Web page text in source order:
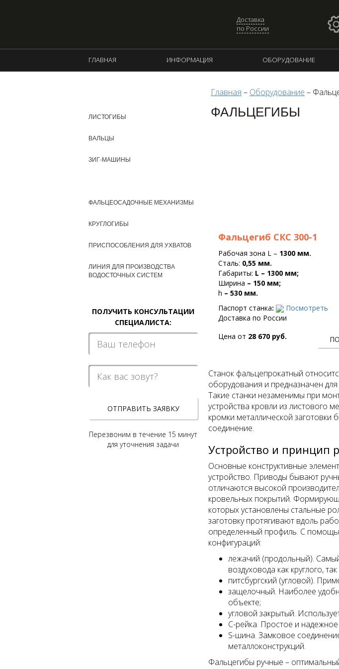
Доставка
по России
ГЛАВНАЯ ИНФОРМАЦИЯ ОБОРУДОВАНИЕ
ЛИСТОГИБЫ
ВАЛЬЦЫ
ЗИГ-МАШИНЫ
ФАЛЬЦЕОСАДОЧНЫЕ МЕХАНИЗМЫ
КРУГЛОГИБЫ
ПРИСПОСОБЛЕНИЯ ДЛЯ УХВАТОВ
ЛИНИЯ ДЛЯ ПРОИЗВОДСТВА
ВОДОСТОЧНЫХ СИСТЕМ
ПОЛУЧИТЬ КОНСУЛЬТАЦИИ
СПЕЦИАЛИСТА:
ОТПРАВИТЬ ЗАЯВКУ
Перезвоним в течение 15 минут
для уточнения задачи
Главная – Оборудование –
ФАЛЬЦЕГИБЫ
Фальцегиб СКС 300-1
Рабочая зона L – 1300 мм.
Сталь: 0,55 мм.
Габариты: L – 1300 мм;
Ширина – 150 мм;
h – 530 мм.
Паспорт станка:
Посмотреть
Доставка по России
Цена от 28 670 руб.
Станок фальцепрокатный
оборудования и предназначен
Такие станки незаменимы при
устройства кровли из листового
кромки металлической заготовки
соединение.
Устройство и принцип
Основные конструктивные
устройство. Приводы бывают
отличаются высокой
кровельных покрытий.
которых установлены стальные
заготовку протягивают вдоль
определенный профиль. С
конфигураций:
лежачий (продольный).
воздуховода как круглого,
питсбургский (угловой).
защелочный. Наиболее
объекте;
угловой закрытый.
C-рейка. Простое и
S-шина. Замковое
металлоконструкций.
Фальцегибы ручные –